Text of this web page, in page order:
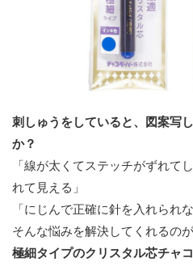
刺しゅうをしていると、図案写
か？
「線が太くてステッチがずれて
れて見える」
「にじんで正確に針を入れられな
そんな悩みを解決してくれるのが
極細タイプのクリスタル芯チャ